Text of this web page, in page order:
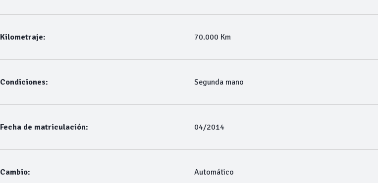
Kilometraje: 70.000 Km
Condiciones: Segunda mano
Fecha de matriculación: 04/2014
Cambio: Automático